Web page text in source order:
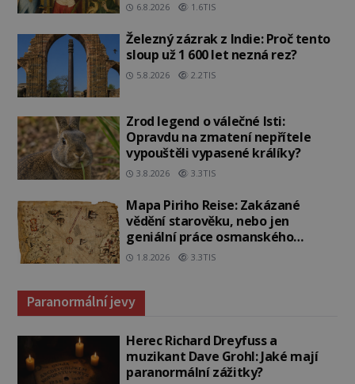
6.8.2026 1.6TIS
Železný zázrak z Indie: Proč tento
sloup už 1 600 let nezná rez?
5.8.2026 2.2TIS
Zrod legend o válečné lsti:
Opravdu na zmatení nepřítele
vypouštěli vypasené králíky?
3.8.2026 3.3TIS
Mapa Piriho Reise: Zakázané
vědění starověku, nebo jen
geniální práce osmanského
admirála?
1.8.2026 3.3TIS
Paranormální jevy
Herec Richard Dreyfuss a
muzikant Dave Grohl: Jaké mají
paranormální zážitky?